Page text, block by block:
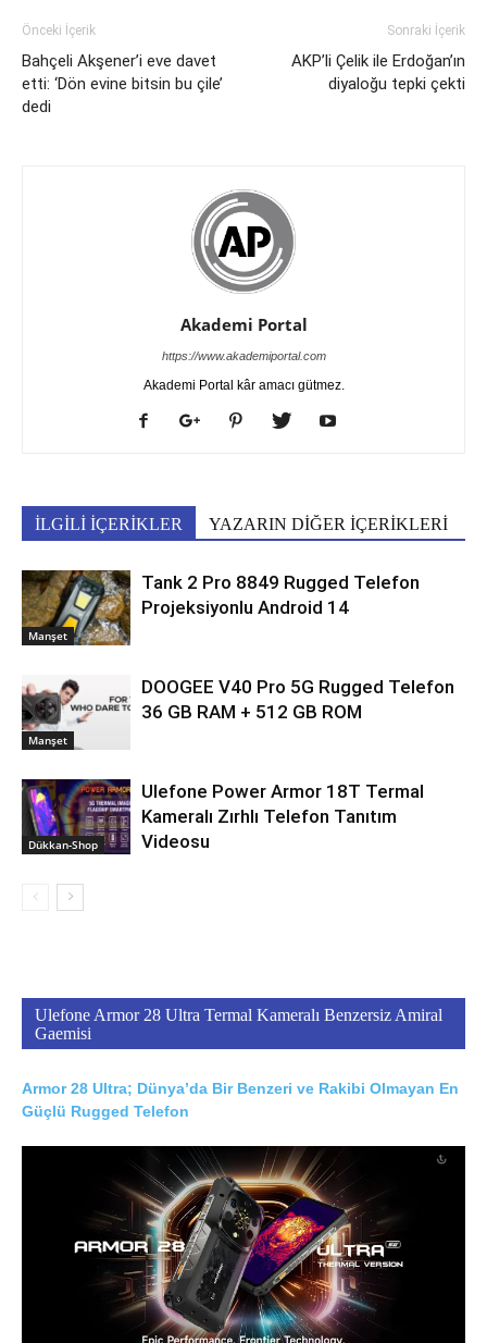
Önceki İçerik
Bahçeli Akşener’i eve davet
etti: ‘Dön evine bitsin bu çile’
dedi
Sonraki İçerik
AKP’li Çelik ile Erdoğan’ın
diyaloğu tepki çekti
Akademi Portal
https://www.akademiportal.com
Akademi Portal kâr amacı gütmez.
İLGİLİ İÇERİKLER YAZARIN DİĞER İÇERİKLERİ
Manşet
Tank 2 Pro 8849 Rugged Telefon
Projeksiyonlu Android 14
Manşet
DOOGEE V40 Pro 5G Rugged Telefon
36 GB RAM + 512 GB ROM
Dükkan-Shop
Ulefone Power Armor 18T Termal
Kameralı Zırhlı Telefon Tanıtım
Videosu
Ulefone Armor 28 Ultra Termal Kameralı Benzersiz Amiral
Gaemisi
Armor 28 Ultra; Dünya’da Bir Benzeri ve Rakibi Olmayan En
Güçlü Rugged Telefon